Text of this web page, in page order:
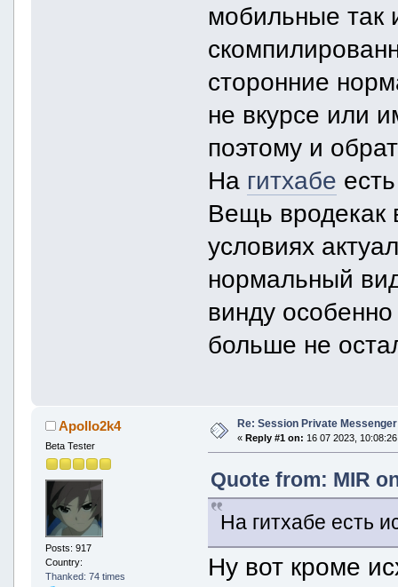
мобильные
сторонние
не вкурсе или
поэтому и
На гитхабе
Вещь вродекак
условиях
нормальный
винду
больше не
Apollo2k4
Beta Tester
Posts: 917
Country:
Thanked: 74 times
Re: Session Private Messenger
« Reply #1 on: 16 07 2023,
Quote from: MIR
На гитхабе есть
Ну вот кроме